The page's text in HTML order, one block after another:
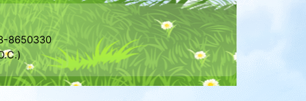
8650330